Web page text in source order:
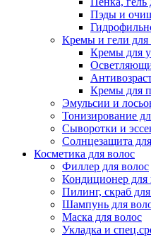
Пэды и
Кремы и гели для
Кремы для
Кремы для
Эмульсии и
Тонизирование
Сыворотки и
Солнцезащита
Косметика для волос
Филлер для волос
Кондиционер для
Пилинг, скраб
Шампунь для
Маска для волос
Укладка и